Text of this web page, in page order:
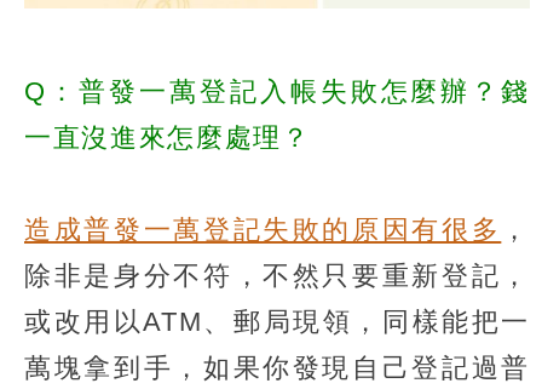
Q：普發一萬登記入帳失敗怎麼辦？錢
一直沒進來怎麼處理？
造成普發一萬登記失敗的原因有很多 ，
除非是身分不符，不然只要重新登記，
或改用以ATM、郵局現領，同樣能把一
萬塊拿到手，如果你發現自己登記過普